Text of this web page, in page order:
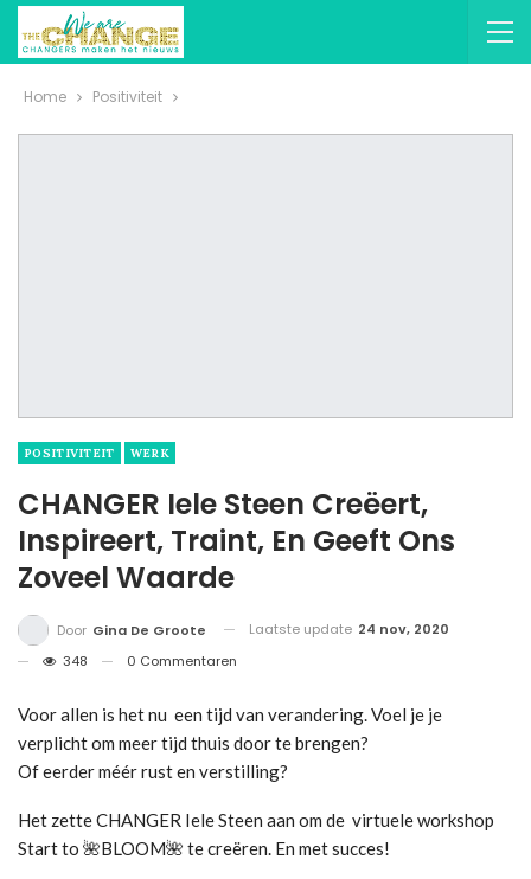
Home Positiviteit
POSITIVITEIT WERK
CHANGER Iele Steen Creëert,
Inspireert, Traint, En Geeft Ons
Zoveel Waarde
Door Gina De Groote Laatste update 24 nov, 2020
348
0 Commentaren
Voor allen is het nu een tijd van verandering. Voel je je
verplicht om meer tijd thuis door te brengen?
Of eerder méér rust en verstilling?
Het zette CHANGER Iele Steen aan om de virtuele workshop
Start to 🌺BLOOM🌺 te creëren. En met succes!